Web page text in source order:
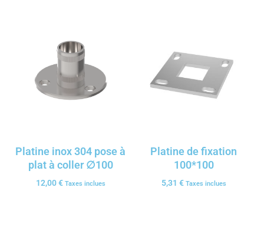
Platine inox 304 pose à
plat à coller ∅100
12,00€ Taxes inclues
Platine de fixation
100*100
5,31 € Taxes inclues